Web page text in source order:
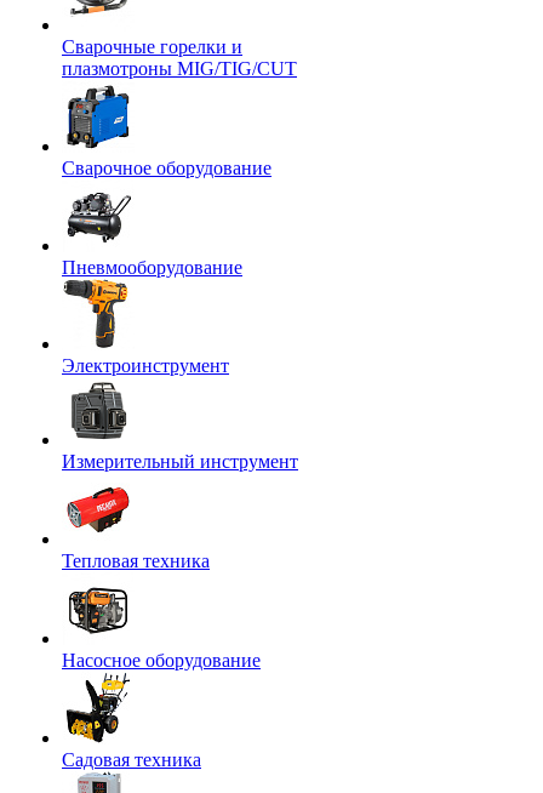
Сварочные горелки и
плазмотроны MIG/TIG/CUT
Сварочное оборудование
Пневмооборудование
Электроинструмент
Измерительный инструмент
Тепловая техника
Насосное оборудование
Садовая техника